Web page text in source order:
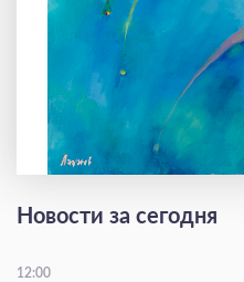
Новости за сегодня
12:00